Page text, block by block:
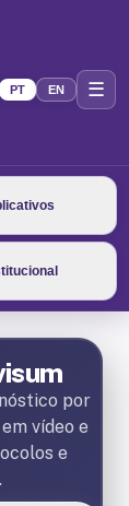
PT EN ☰
por
vídeo e
e